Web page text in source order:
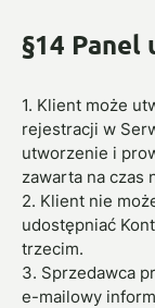
§14
1. Klient może
rejestracji w
utworzenie i
zawarta na czas
2. Klient nie
udostępniać
trzecim.
3. Sprzedawca
e-mailowy